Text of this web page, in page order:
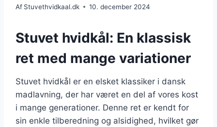
Af Stuvethvidkaal.dk 10. december 2024
Stuvet hvidkål: En klassisk
ret med mange variationer
Stuvet hvidkål er en elsket klassiker i dansk
madlavning, der har været en del af vores kost
i mange generationer. Denne ret er kendt for
sin enkle tilberedning og alsidighed, hvilket gør